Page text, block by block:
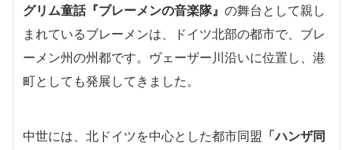
グリム童話『ブレーメンの音楽隊』 の舞台として親し
まれているブレーメンは、ドイツ北部の都市で、ブレ
ーメン州の州都です。ヴェーザー川沿いに位置し、港
町としても発展してきました。
中世には、北ドイツを中心とした都市同盟 「ハンザ同